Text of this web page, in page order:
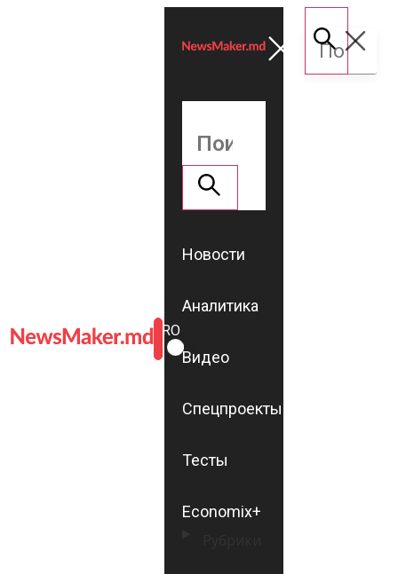
ROMÂNĂ
RU
Новости
Аналитика
Видео
Спецпроекты
Тесты
Economix+